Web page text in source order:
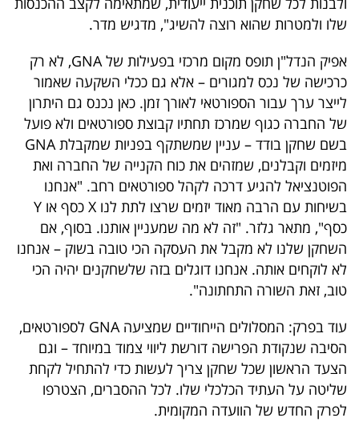
שלו ולמטרות שהוא רוצה להשיג", מדגיש מדר.
אפיק הנדל"ן תופס מקום מרכזי בפעילות של GNA, לא רק
כרכישה של נכס למגורים – אלא גם ככלי השקעה שאמור
לייצר ערך עבור הספורטאי לאורך זמן. כאן נכנס גם היתרון
של החברה כגוף שמרכז תחתיו קבוצת ספורטאים ולא פועל
בשם שחקן בודד – עניין שמשתקף בפניות שמקבלתGNA
מיזמים וקבלנים, שמזהים את כוח הקנייה של החברה ואת
הפוטנציאל להגיע דרכה לקהל ספורטאים רחב. "אנחנו
בשיחות עם הרבה מאוד יזמים שרצו לתת לנו X כסף או Y
כסף", מתאר גלזר. "זה לא מה שמעניין אותנו. בסוף, אם
השחקן שלנו לא מקבל את העסקה הכי טובה בשוק – אנחנו
לא לוקחים אותה. אנחנו דוגלים בזה שלשחקנים יהיה הכי
טוב, זאת השורה התחתונה".
עוד בפרק: המסלולים הייחודיים שמציעהGNA לספורטאים,
הסיבה שנקודת הפרישה דורשת ליווי צמוד במיוחד – וגם
הצעד הראשון שכל שחקן צריך לעשות כדי להתחיל לקחת
שליטה על העתיד הכלכלי שלו. לכל ההסברים, הצטרפו
לפרק החדש של הוועדה המקומית.